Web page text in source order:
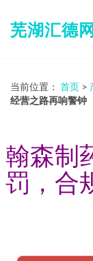
芜湖汇德
当前位置： 首页 >
经营之路再响警钟
翰森制
罚，合